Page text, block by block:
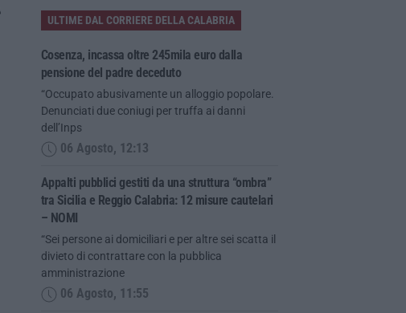
ULTIME DAL CORRIERE DELLA CALABRIA
Cosenza, incassa oltre 245mila euro dalla
pensione del padre deceduto
“Occupato abusivamente un alloggio popolare.
Denunciati due coniugi per truffa ai danni
dell’Inps
06 Agosto, 12:13
Appalti pubblici gestiti da una struttura “ombra”
tra Sicilia e Reggio Calabria: 12 misure cautelari
– NOMI
“Sei persone ai domiciliari e per altre sei scatta il
divieto di contrattare con la pubblica
amministrazione
06 Agosto, 11:55